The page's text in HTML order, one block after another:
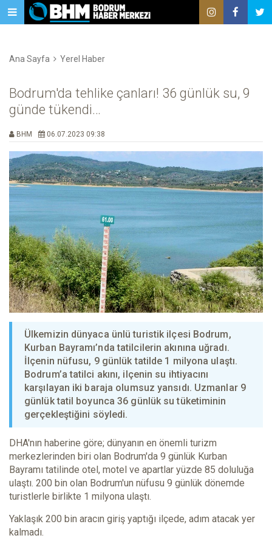
Ana Sayfa Yerel Haber
Bodrum'da tehlike çanları! 36 günlük su, 9
günde tükendi…
BHM 06.07.2023 09:38
Ülkemizin dünyaca ünlü turistik ilçesi Bodrum,
Kurban Bayramı’nda tatilcilerin akınına uğradı.
İlçenin nüfusu, 9 günlük tatilde 1 milyona ulaştı.
Bodrum’a tatilci akını, ilçenin su ihtiyacını
karşılayan iki baraja olumsuz yansıdı. Uzmanlar 9
günlük tatil boyunca 36 günlük su tüketiminin
gerçekleştiğini söyledi.
DHA'nın haberine göre; dünyanın en önemli turizm
merkezlerinden biri olan Bodrum'da 9 günlük Kurban
Bayramı tatilinde otel, motel ve apartlar yüzde 85 doluluğa
ulaştı. 200 bin olan Bodrum'un nüfusu 9 günlük dönemde
turistlerle birlikte 1 milyona ulaştı.
Yaklaşık 200 bin aracın giriş yaptığı ilçede, adım atacak yer
kalmadı.